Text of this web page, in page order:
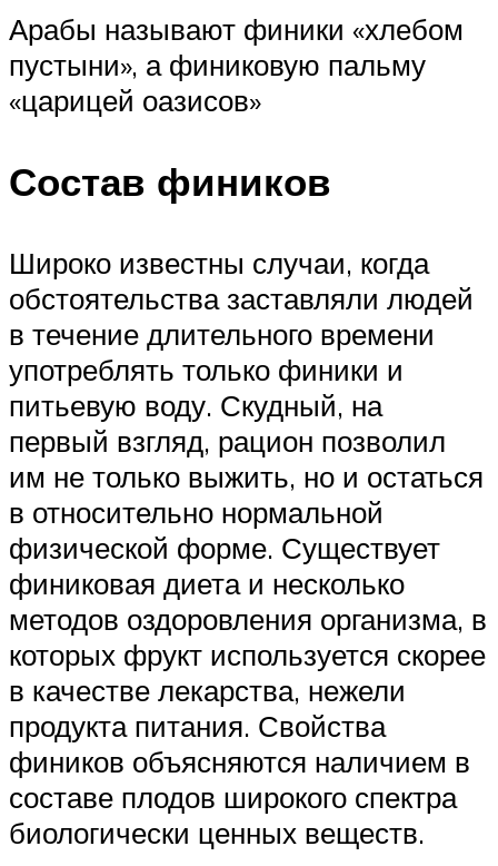
Арабы называют финики «хлебом
пустыни», а финиковую пальму
«царицей оазисов»
Состав фиников
Широко известны случаи, когда
обстоятельства заставляли людей
в течение длительного времени
употреблять только финики и
питьевую воду. Скудный, на
первый взгляд, рацион позволил
им не только выжить, но и остаться
в относительно нормальной
физической форме. Существует
финиковая диета и несколько
методов оздоровления организма, в
которых фрукт используется скорее
в качестве лекарства, нежели
продукта питания. Свойства
фиников объясняются наличием в
составе плодов широкого спектра
биологически ценных веществ.